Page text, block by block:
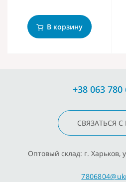
В корзину
+38 063 780
СВЯЗАТЬСЯ
Оптовый склад: г. Харьков,